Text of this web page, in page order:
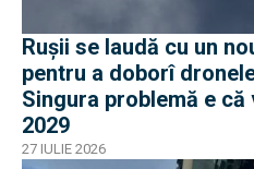
Rușii se laudă cu un
pentru a doborî
Singura problemă e
2029
27 IULIE 2026